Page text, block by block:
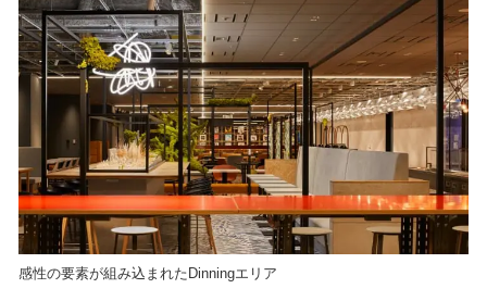
感性の要素が組み込まれたDinningエリア